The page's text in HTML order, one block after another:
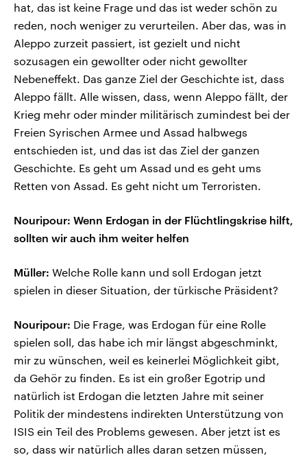
hat, das ist keine Frage und das ist weder schön zu
reden, noch weniger zu verurteilen. Aber das, was in
Aleppo zurzeit passiert, ist gezielt und nicht
sozusagen ein gewollter oder nicht gewollter
Nebeneffekt. Das ganze Ziel der Geschichte ist, dass
Aleppo fällt. Alle wissen, dass, wenn Aleppo fällt, der
Krieg mehr oder minder militärisch zumindest bei der
Freien Syrischen Armee und Assad halbwegs
entschieden ist, und das ist das Ziel der ganzen
Geschichte. Es geht um Assad und es geht ums
Retten von Assad. Es geht nicht um Terroristen.
Nouripour: Wenn Erdogan in der Flüchtlingskrise hilft,
sollten wir auch ihm weiter helfen
Müller: Welche Rolle kann und soll Erdogan jetzt
spielen in dieser Situation, der türkische Präsident?
Nouripour: Die Frage, was Erdogan für eine Rolle
spielen soll, das habe ich mir längst abgeschminkt,
mir zu wünschen, weil es keinerlei Möglichkeit gibt,
da Gehör zu finden. Es ist ein großer Egotrip und
natürlich ist Erdogan die letzten Jahre mit seiner
Politik der mindestens indirekten Unterstützung von
ISIS ein Teil des Problems gewesen. Aber jetzt ist es
so, dass wir natürlich alles daran setzen müssen,